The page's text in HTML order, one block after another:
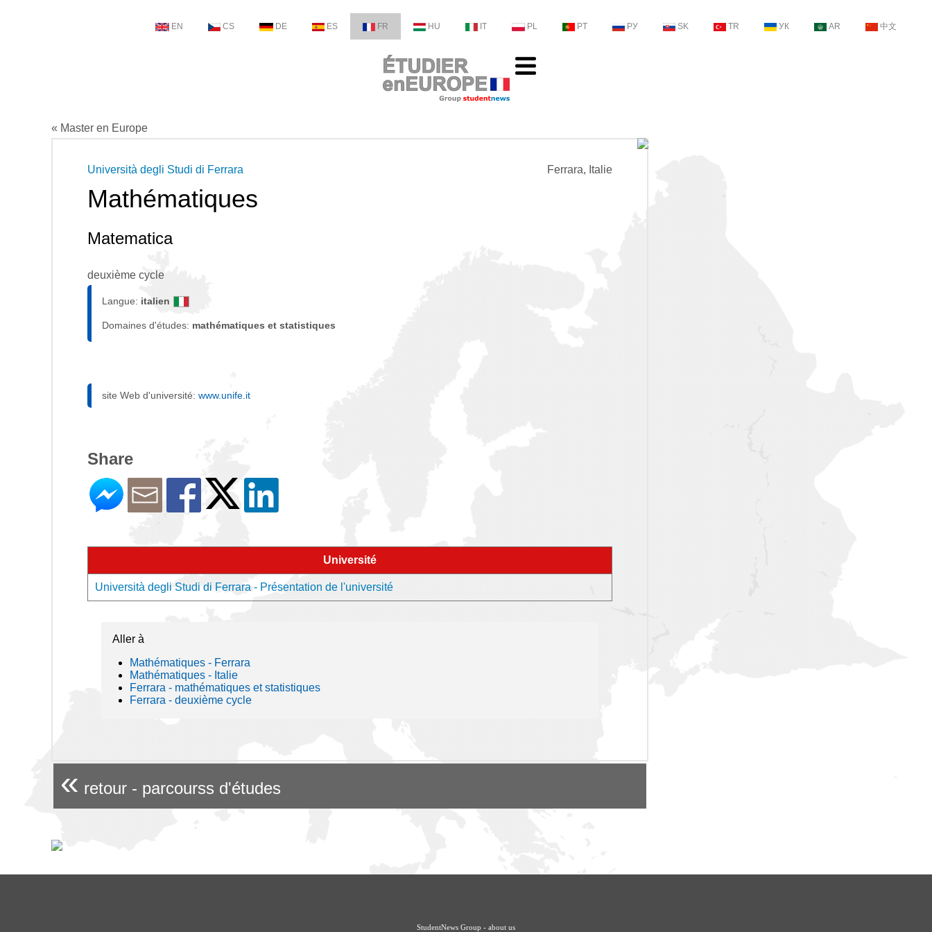
EN CS DE ES FR HU IT PL PT РУ SK TR УК AR 中文
« Master en Europe
Ferrara, Italie
Università degli Studi di Ferrara
Mathématiques
Matematica
deuxième cycle
Langue: italien
Domaines d'études: mathématiques et statistiques
site Web d'université: www.unife.it
Share
Université
Università degli Studi di Ferrara - Présentation de l'université
Aller à
Mathématiques - Ferrara
Mathématiques - Italie
Ferrara - mathématiques et statistiques
Ferrara - deuxième cycle
« retour - parcourss d'études
StudentNews Group - about us